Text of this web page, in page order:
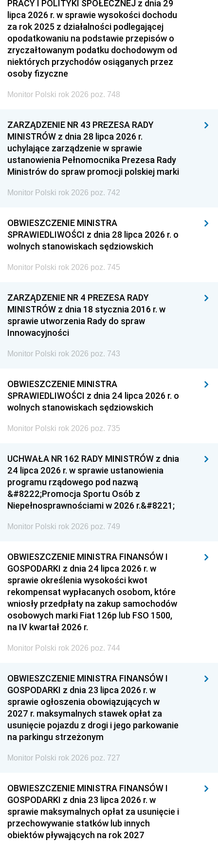
PRACY I POLITYKI SPOŁECZNEJ z dnia 29
lipca 2026 r. w sprawie wysokości dochodu
za rok 2025 z działalności podlegającej
opodatkowaniu na podstawie przepisów o
zryczałtowanym podatku dochodowym od
niektórych przychodów osiąganych przez
osoby fizyczne
Monitor Polski rok 2026 poz. 748
ZARZĄDZENIE NR 43 PREZESA RADY
MINISTRÓW z dnia 28 lipca 2026 r.
uchylające zarządzenie w sprawie
ustanowienia Pełnomocnika Prezesa Rady
Ministrów do spraw promocji polskiej marki
Monitor Polski rok 2026 poz. 742
OBWIESZCZENIE MINISTRA
SPRAWIEDLIWOŚCI z dnia 28 lipca 2026 r. o
wolnych stanowiskach sędziowskich
Monitor Polski rok 2026 poz. 745
ZARZĄDZENIE NR 4 PREZESA RADY
MINISTRÓW z dnia 18 stycznia 2016 r. w
sprawie utworzenia Rady do spraw
Innowacyjności
Monitor Polski rok 2026 poz. 743
OBWIESZCZENIE MINISTRA
SPRAWIEDLIWOŚCI z dnia 24 lipca 2026 r. o
wolnych stanowiskach sędziowskich
Monitor Polski rok 2026 poz. 735
UCHWAŁA NR 162 RADY MINISTRÓW z dnia
24 lipca 2026 r. w sprawie ustanowienia
programu rządowego pod nazwą
&#8222;Promocja Sportu Osób z
Niepełnosprawnościami w 2026 r.&#8221;
Monitor Polski rok 2026 poz. 749
OBWIESZCZENIE MINISTRA FINANSÓW I
GOSPODARKI z dnia 24 lipca 2026 r. w
sprawie określenia wysokości kwot
rekompensat wypłacanych osobom, które
wniosły przedpłaty na zakup samochodów
osobowych marki Fiat 126p lub FSO 1500,
na IV kwartał 2026 r.
Monitor Polski rok 2026 poz. 744
OBWIESZCZENIE MINISTRA FINANSÓW I
GOSPODARKI z dnia 23 lipca 2026 r. w
sprawie ogłoszenia obowiązujących w
2027 r. maksymalnych stawek opłat za
usunięcie pojazdu z drogi i jego parkowanie
na parkingu strzeżonym
Monitor Polski rok 2026 poz. 727
OBWIESZCZENIE MINISTRA FINANSÓW I
GOSPODARKI z dnia 23 lipca 2026 r. w
sprawie maksymalnych opłat za usunięcie i
przechowywanie statków lub innych
obiektów pływających na rok 2027